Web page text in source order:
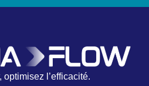
optimisez l’efficacité.